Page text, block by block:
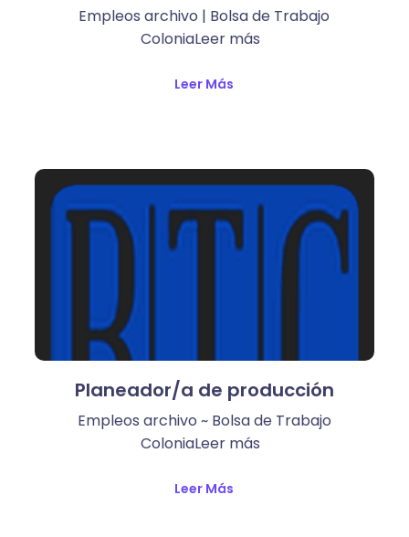
Empleos archivo | Bolsa de Trabajo
ColoniaLeer más ​
Leer Más
Planeador/a de producción
Empleos archivo ~ Bolsa de Trabajo
ColoniaLeer más ​
Leer Más